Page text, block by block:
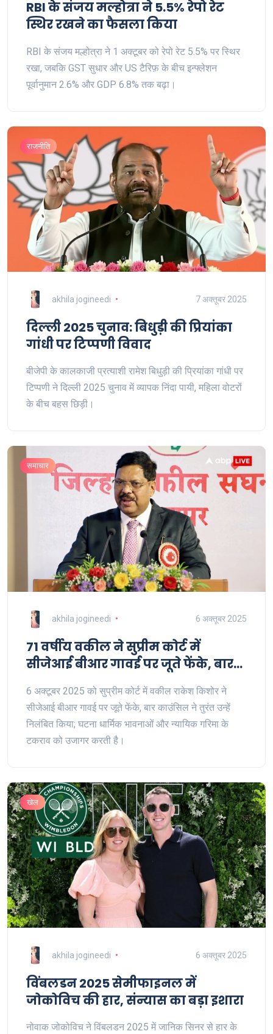
RBI के संजय मल्होत्रा ने 5.5% रेपो रेट
स्थिर रखने का फैसला किया
RBI के संजय मल्होत्रा ने 1 अक्टूबर को रेपो रेट 5.5% पर स्थिर
रखा, जबकि GST सुधार और US टैरिफ़ के बीच इन्फ्लेशन
पूर्वानुमान 2.6% और GDP 6.8% तक बढ़ा।
राजनीति
akhila jogineedi 7 अक्तूबर 2025
दिल्ली 2025 चुनाव: बिधुड़ी की प्रियांका
गांधी पर टिप्पणी विवाद
बीजेपी के कालकाजी प्रत्याशी रामेश बिधुड़ी की प्रियांका गांधी पर
टिप्पणी ने दिल्ली 2025 चुनाव में व्यापक निंदा पायी, महिला वोटरों
के बीच बहस छिड़ी।
समाचार
akhila jogineedi 6 अक्तूबर 2025
71 वर्षीय वकील ने सुप्रीम कोर्ट में
सीजेआई बीआर गावई पर जूते फेंके, बार
काउंसिल ने तुरंत निलंबन
6 अक्टूबर 2025 को सुप्रीम कोर्ट में वकील राकेश किशोर ने
सीजेआई बीआर गावई पर जूते फेंके, बार काउंसिल ने तुरंत उन्हें
निलंबित किया; घटना धार्मिक भावनाओं और न्यायिक गरिमा के
टकराव को उजागर करती है।
खेल
akhila jogineedi 6 अक्तूबर 2025
विंबलडन 2025 सेमीफाइनल में
जोकोविच की हार, संन्यास का बड़ा इशारा
नोवाक जोकोविच ने विंबलडन 2025 में जानिक सिनर से हार के